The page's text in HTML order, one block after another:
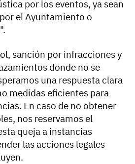
por los eventos, ya sean
el Ayuntamiento o
sanción por infracciones y
donde no se
una respuesta clara
medidas eficientes para
En caso de no obtener
nos reservamos el
queja a instancias
las acciones legales